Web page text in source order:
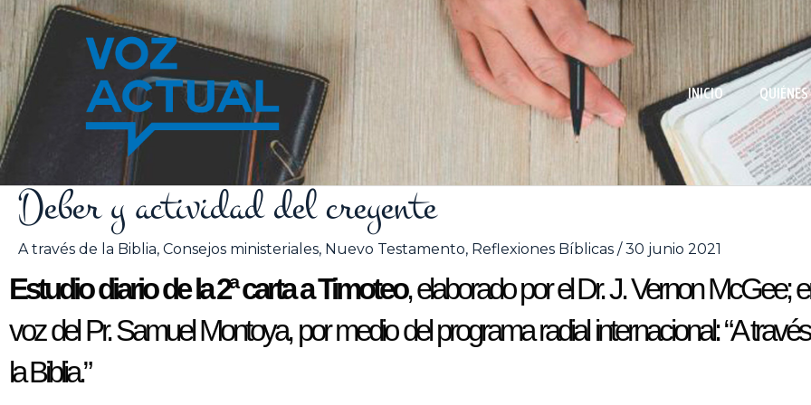
contenido
INICIO
Deber y actividad del creyente
A través de la Biblia, Consejos ministeriales, Nuevo Testamento, Reflexiones Bíblicas /30 junio 2021
Estudio diario de la 2ª carta a Timoteo, elaborado por el Dr. J. Vernon McGee;
voz del Pr. Samuel Montoya, por medio del programa radial internacional: “A
la Biblia.”